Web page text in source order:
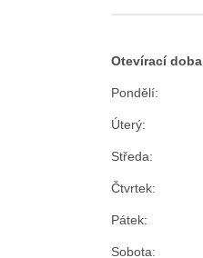
Otevírací doba
Pondělí:
Úterý:
Středa:
Čtvrtek:
Pátek:
Sobota: